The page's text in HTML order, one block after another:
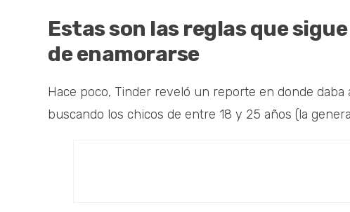
Estas son las reglas que
de enamorarse
Hace poco, Tinder reveló un reporte en donde
buscando los chicos de entre 18 y 25 años (la